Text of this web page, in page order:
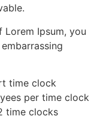
of lorem ipsum
alteration in
words
Ipsum, you